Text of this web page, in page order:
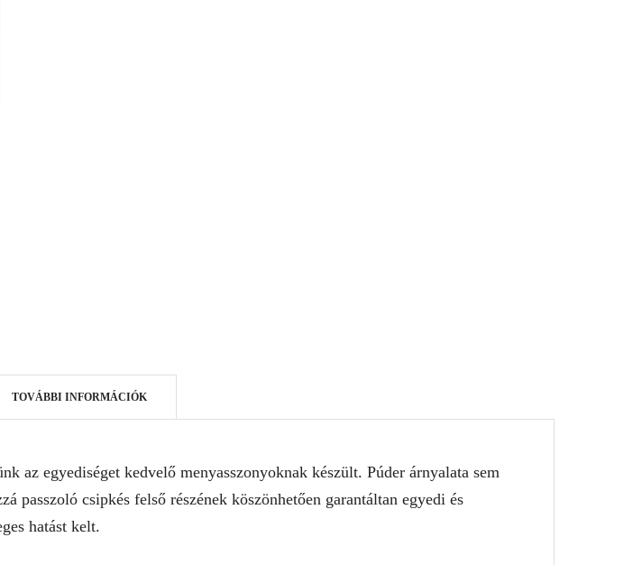
TOVÁBBI INFORMÁCIÓK
az egyediséget kedvelő menyasszonyoknak készült. Púder árnyalata sem
passzoló csipkés felső részének köszönhetően garantáltan egyedi és
hatást kelt.